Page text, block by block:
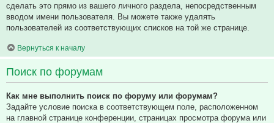
сделать это прямо из вашего личного раздела, непосредственным
вводом имени пользователя. Вы можете также удалять
пользователей из соответствующих списков на той же странице.
Вернуться к началу
Поиск по форумам
Как мне выполнить поиск по форуму или форумам?
Задайте условие поиска в соответствующем поле, расположенном
на главной странице конференции, страницах просмотра форума или